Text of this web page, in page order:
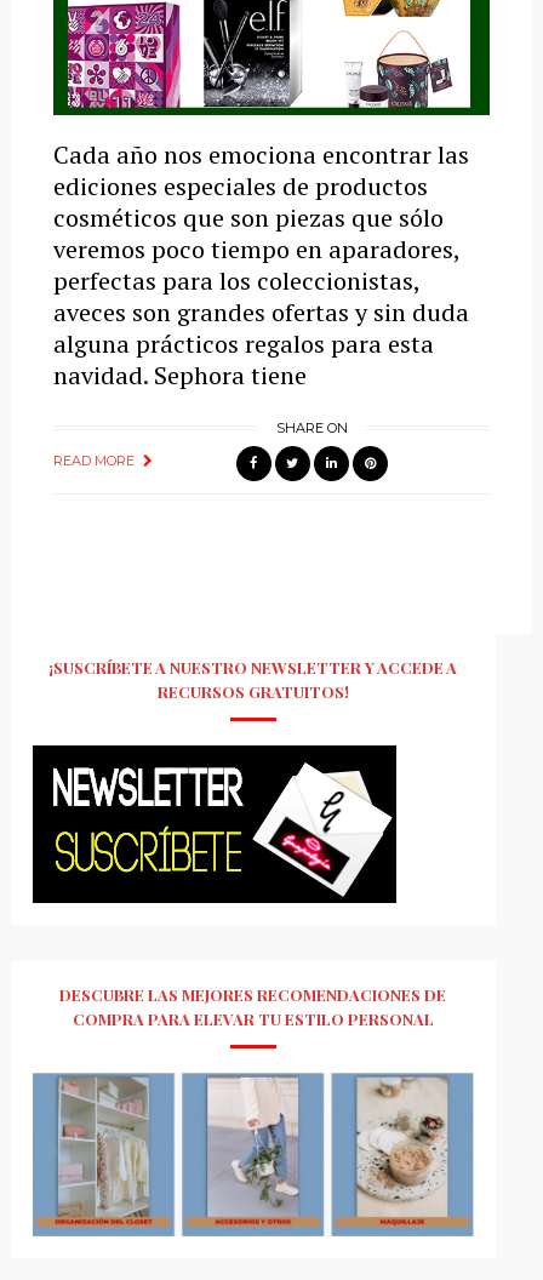
Cada año nos emociona encontrar las
ediciones especiales de productos
cosméticos que son piezas que sólo
veremos poco tiempo en aparadores,
perfectas para los coleccionistas,
aveces son grandes ofertas y sin duda
alguna prácticos regalos para esta
navidad. Sephora tiene
READ MORE
SHARE ON
¡SUSCRÍBETE A NUESTRO NEWSLETTER Y ACCEDE A
RECURSOS GRATUITOS!
DESCUBRE LAS MEJORES RECOMENDACIONES DE
COMPRA PARA ELEVAR TU ESTILO PERSONAL